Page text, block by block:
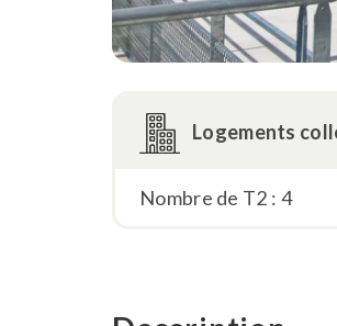
Logements
Nombre de T2 : 4